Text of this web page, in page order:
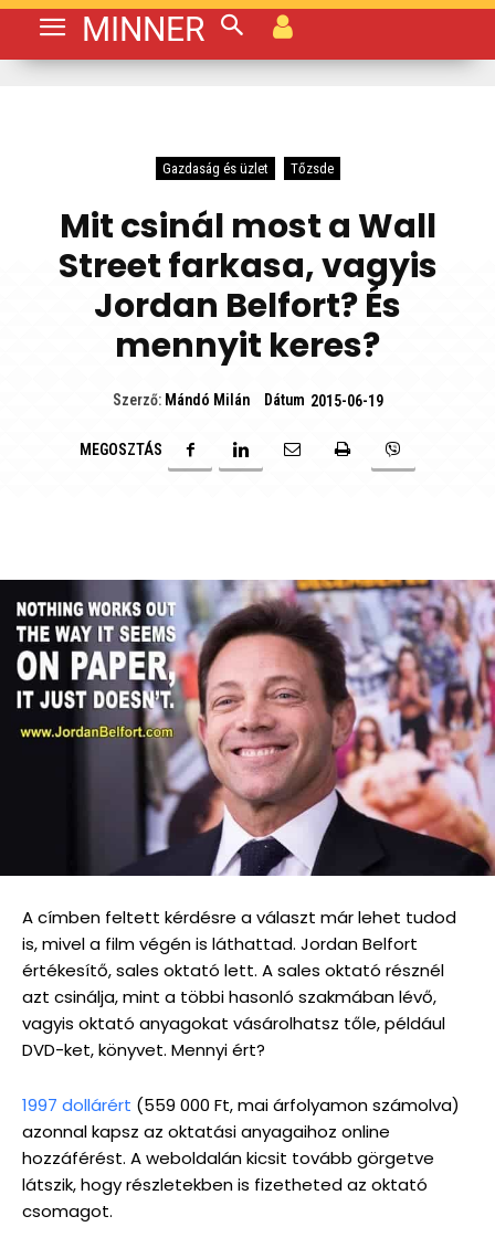
MINNER
Gazdaság és üzlet Tőzsde
Mit csinál most a Wall
Street farkasa, vagyis
Jordan Belfort? És
mennyit keres?
Szerző: Mándó Milán Dátum 2015-06-19
MEGOSZTÁS
A címben feltett kérdésre a választ már lehet tudod
is, mivel a film végén is láthattad. Jordan Belfort
értékesítő, sales oktató lett. A sales oktató résznél
azt csinálja, mint a többi hasonló szakmában lévő,
vagyis oktató anyagokat vásárolhatsz tőle, például
DVD-ket, könyvet. Mennyi ért?
1997 dollárért (559 000 Ft, mai árfolyamon számolva)
azonnal kapsz az oktatási anyagaihoz online
hozzáférést. A weboldalán kicsit tovább görgetve
látszik, hogy részletekben is fizetheted az oktató
csomagot.